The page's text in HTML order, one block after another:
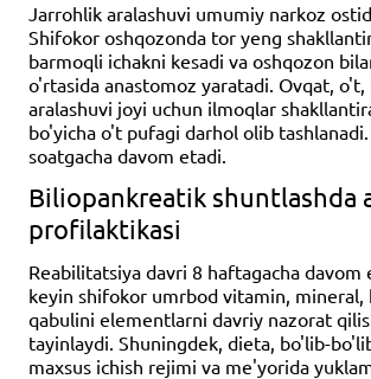
Jarrohlik aralashuvi umumiy narkoz
Shifokor oshqozonda tor yeng
barmoqli ichakni kesadi va oshqozon
o'rtasida anastomoz yaratadi. Ovqat,
aralashuvi joyi uchun ilmoqlar
bo'yicha o't pufagi darhol olib
soatgacha davom etadi.
Biliopankreatik shuntlashda
profilaktikasi
Reabilitatsiya davri 8 haftagacha davom
keyin shifokor umrbod vitamin, mineral,
qabulini elementlarni davriy nazorat
tayinlaydi. Shuningdek, dieta, bo'lib-
maxsus ichish rejimi va me'yorida